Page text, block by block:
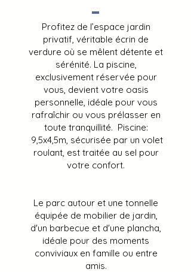
​​Profitez de l’espace jardin
privatif, véritable écrin de
verdure où se mêlent détente et
sérénité. La piscine,
exclusivement réservée pour
vous, devient votre oasis
personnelle, idéale pour vous
rafraîchir ou vous prélasser en
toute tranquillité. Piscine:
9,5x4,5m, sécurisée par un volet
roulant, est traitée au sel pour
votre confort.
Le parc autour et une tonnelle
équipée de mobilier de jardin,
d'un barbecue et d'une plancha,
idéale pour des moments
conviviaux en famille ou entre
amis.